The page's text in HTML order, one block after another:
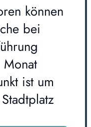
können
bei
ist um